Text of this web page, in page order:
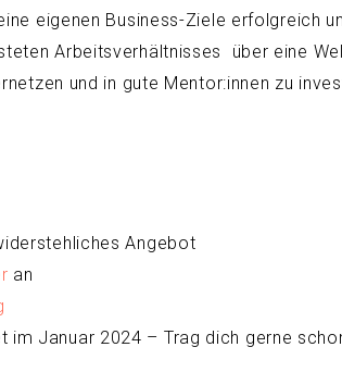
eigenen Business-Ziele erfolgreich
Arbeitsverhältnisses über eine
und in gute Mentor:innen zu
Angebot
an
im Januar 2024 – Trag dich gerne